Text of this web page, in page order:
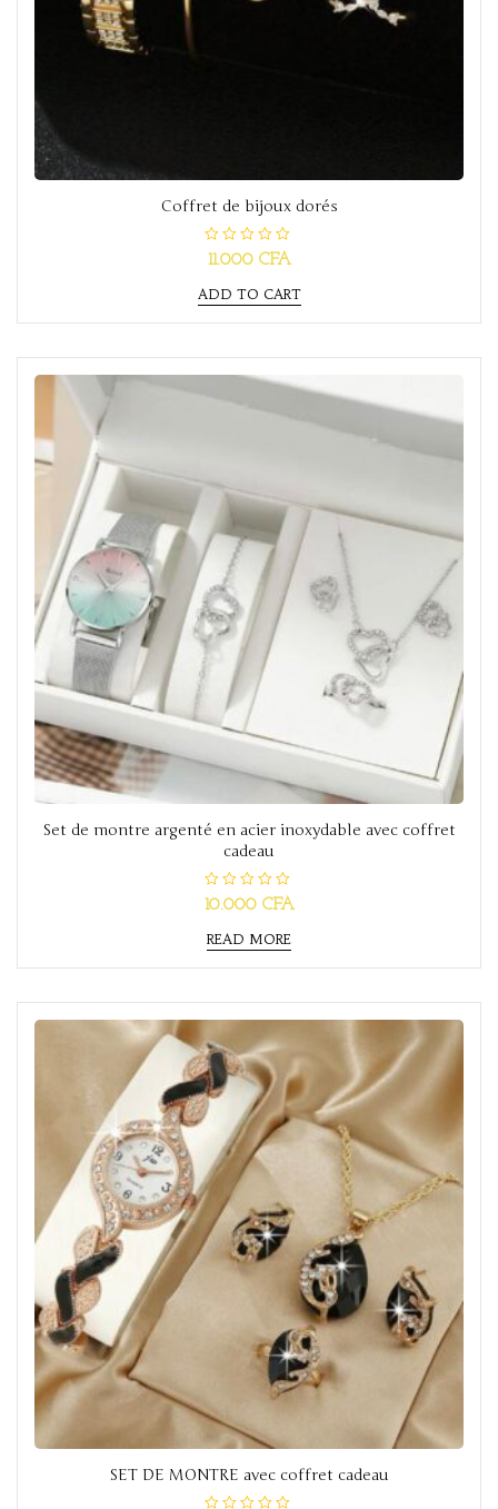
Coffret de bijoux dorés
R
a
e
d
0
t
o
11.000 CFA
ADD TO CART
Set de montre argenté en acier inoxydable avec coffret
cadeau
R
a
e
d
0
t
o
5
10.000 CFA
READ MORE
SET DE MONTRE avec coffret cadeau